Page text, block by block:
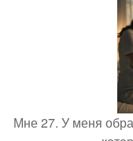
Мне 27. У меня